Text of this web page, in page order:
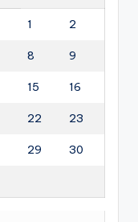
1 2
8 9
15 16
22 23
29 30